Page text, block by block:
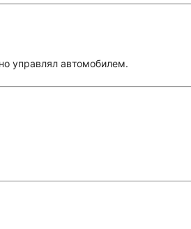
управлял автомобилем.